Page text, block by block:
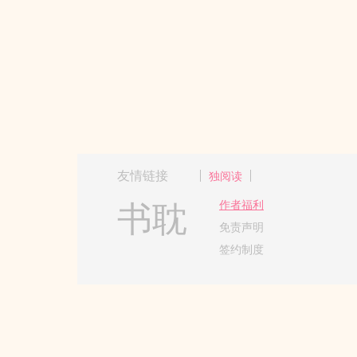
友情链接 独阅读
书耽
作者福利
免责声明
签约制度